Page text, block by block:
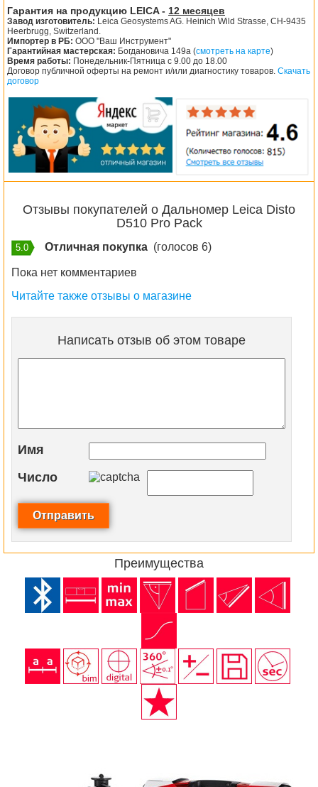
Гарантия на продукцию LEICA - 12 месяцев
Завод изготовитель: Leica Geosystems AG. Heinich Wild Strasse, CH-9435
Heerbrugg, Switzerland.
Импортер в РБ: ООО "Ваш Инструмент"
Гарантийная мастерская: Богдановича 149а (смотреть на карте)
Время работы: Понедельник-Пятница с 9.00 до 18.00
Договор публичной оферты на ремонт и/или диагностику товаров. Скачать
договор
Отзывы покупателей о Дальномер Leica Disto
D510 Pro Pack
5.0 Отличная покупка (голосов 6)
Пока нет комментариев
Читайте также отзывы о магазине
Написать отзыв об этом товаре
Имя
Число
Преимущества